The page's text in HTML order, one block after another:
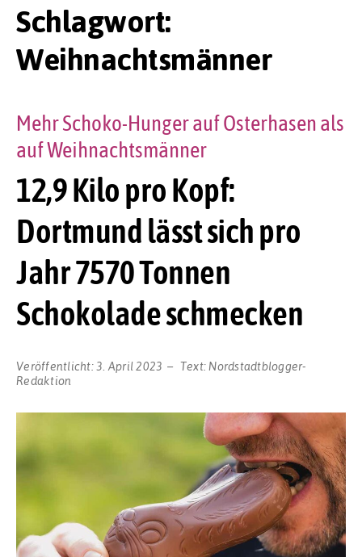
Schlagwort:
Weihnachtsmänner
12,9 Kilo pro Kopf:
Dortmund lässt sich pro
Jahr 7570 Tonnen
Schokolade schmecken
Mehr Schoko-Hunger auf Osterhasen als
auf Weihnachtsmänner
Veröffentlicht:3. April 2023 Text: Nordstadtblogger-
Redaktion